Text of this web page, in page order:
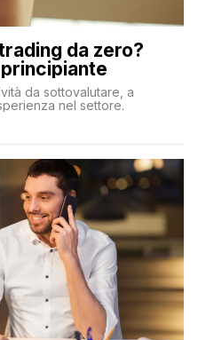
da zero?
da sottovalutare, a
nel settore.